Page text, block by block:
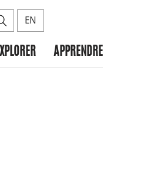
Rechercher
EN
APPRENDRE